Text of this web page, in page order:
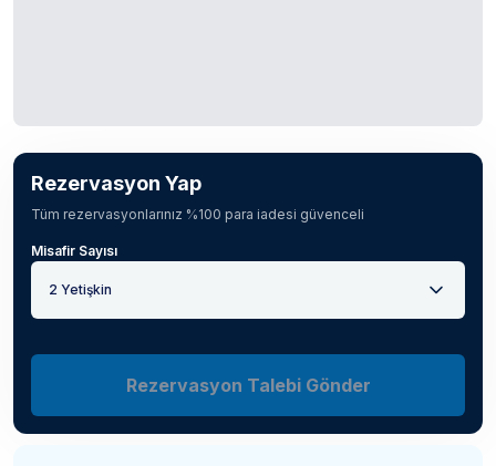
Rezervasyon Yap
Tüm rezervasyonlarınız %100 para iadesi güvenceli
Misafir Sayısı
2 Yetişkin
Rezervasyon Talebi Gönder